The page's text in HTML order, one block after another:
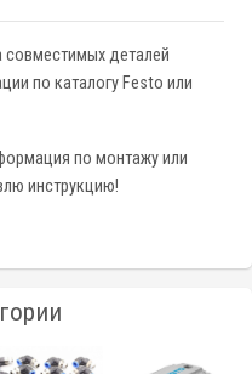
деталей
по каталогу Festo или
по монтажу или
инструкцию!